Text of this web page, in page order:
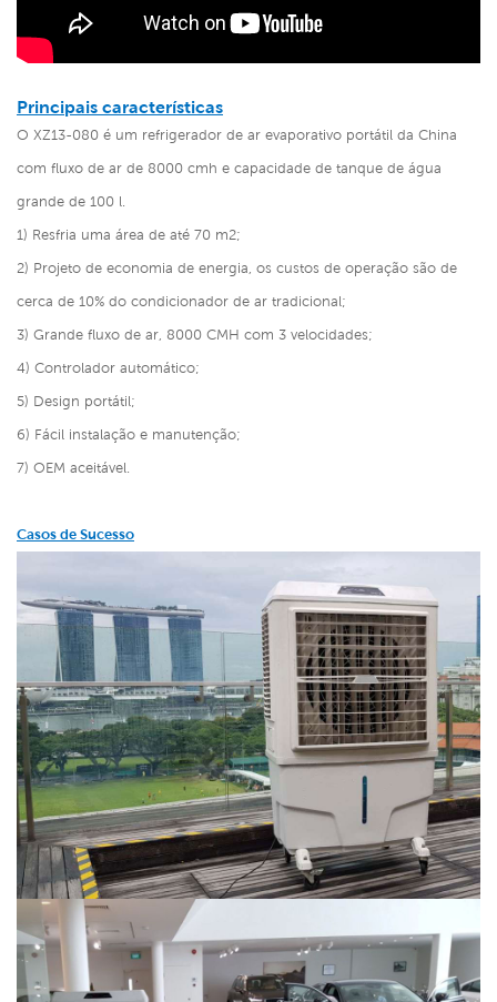
Principais características
O XZ13-080 é um refrigerador de ar evaporativo portátil da China
com fluxo de ar de 8000 cmh e capacidade de tanque de água
grande de 100 l.
1) Resfria uma área de até 70 m2;
2) Projeto de economia de energia, os custos de operação são de
cerca de 10% do condicionador de ar tradicional;
3) Grande fluxo de ar, 8000 CMH com 3 velocidades;
4) Controlador automático;
5) Design portátil;
6) Fácil instalação e manutenção;
7) OEM aceitável.
Casos de Sucesso